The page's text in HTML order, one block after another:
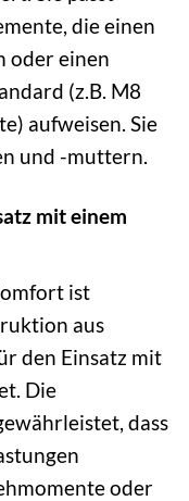
die einen
oder einen
(z.B. M8
aufweisen. Sie
und -muttern.
mit einem
ist
aus
den Einsatz mit
Die
dass
oder